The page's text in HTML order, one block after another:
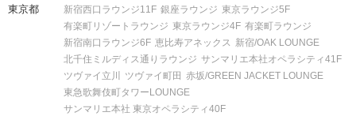
東京都 新宿西口ラウンジ11F 銀座ラウンジ 東京ラウンジ5F
有楽町リゾートラウンジ 東京ラウンジ4F 有楽町ラウンジ
新宿南口ラウンジ6F 恵比寿アネックス 新宿/OAK LOUNGE
北千住ミルディス通りラウンジ サンマリエ本社オペラシティ41F
ツヴァイ立川
ツヴァイ町田 赤坂/GREEN JACKET LOUNGE
東急歌舞伎町タワーLOUNGE
サンマリエ本社 東京オペラシティ40F